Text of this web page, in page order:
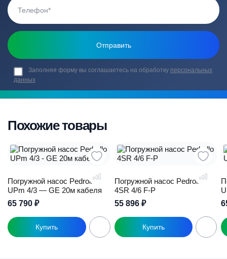
Заполняя форму вы соглашаетесь на обработку персональных
данных
Похожие товары
Погружной насос Pedrollo
UPm 4/3 — GE 20м кабеля
65 790 ₽
Погружной насос Pedrollo
4SR 4/6 F-P
55 896 ₽